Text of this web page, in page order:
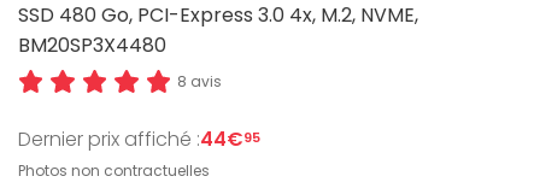
SSD 480 Go, PCI-Express 3.0 4x, M.2, NVME,
BM20SP3X4480
8 avis
Dernier prix affiché :44€95
Photos non contractuelles